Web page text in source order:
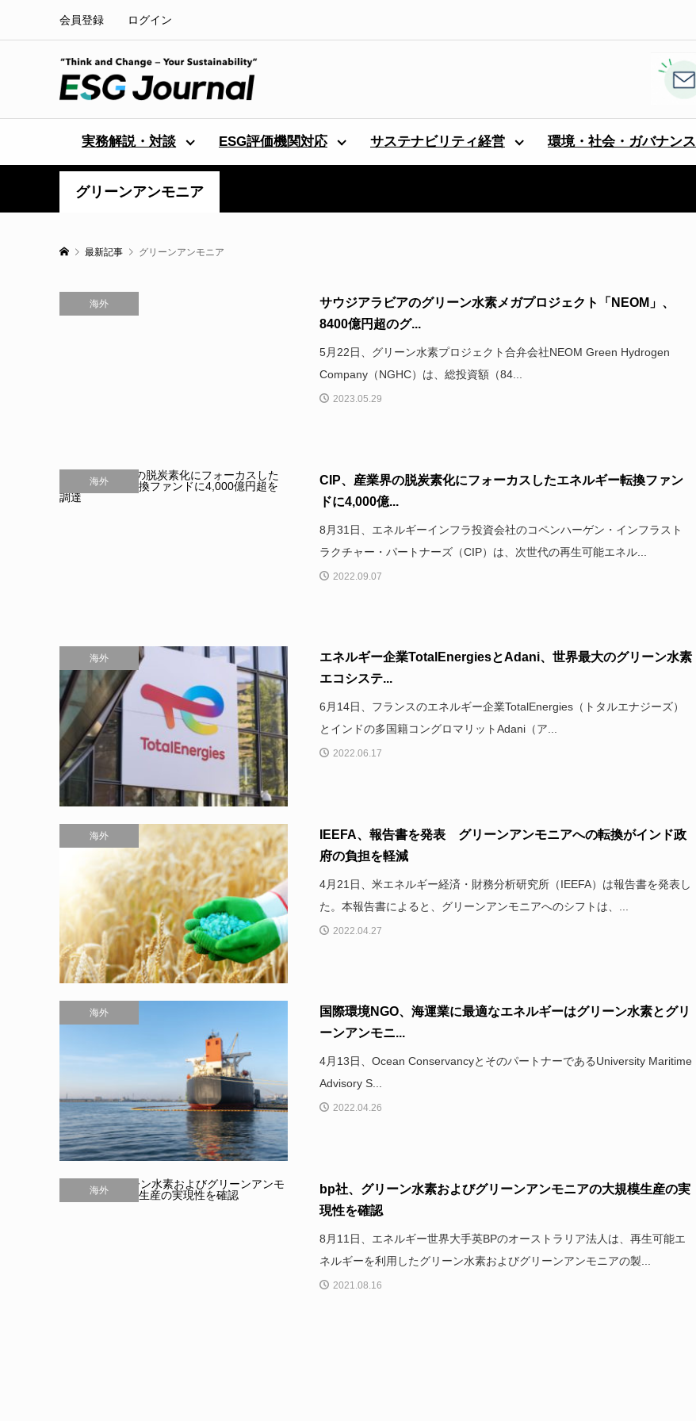
会員登録 ログイン
実務解説・対談 ESG評価機関対応 サステナビリティ経営 環境・社会・ガバナンス
グリーンアンモニア
最新記事 グリーンアンモニア
海外
サウジアラビアのグリーン水素メガプロジェクト「NEOM」、
8400億円超のグ...
5月22日、グリーン水素プロジェクト合弁会社NEOM Green Hydrogen
Company（NGHC）は、総投資額（84...
2023.05.29
海外
CIP、産業界の脱炭素化にフォーカスしたエネルギー転換ファン
ドに4,000億...
8月31日、エネルギーインフラ投資会社のコペンハーゲン・インフラスト
ラクチャー・パートナーズ（CIP）は、次世代の再生可能エネル...
2022.09.07
海外
エネルギー企業TotalEnergiesとAdani、世界最大のグリーン水素
エコシステ...
6月14日、フランスのエネルギー企業TotalEnergies（トタルエナジーズ）
とインドの多国籍コングロマリットAdani（ア...
2022.06.17
海外
IEEFA、報告書を発表 グリーンアンモニアへの転換がインド政
府の負担を軽減
4月21日、米エネルギー経済・財務分析研究所（IEEFA）は報告書を発表し
た。本報告書によると、グリーンアンモニアへのシフトは、...
2022.04.27
海外
国際環境NGO、海運業に最適なエネルギーはグリーン水素とグリ
ーンアンモニ...
4月13日、Ocean ConservancyとそのパートナーであるUniversity Maritime
Advisory S...
2022.04.26
海外
bp社、グリーン水素およびグリーンアンモニアの大規模生産の実
現性を確認
8月11日、エネルギー世界大手英BPのオーストラリア法人は、再生可能エ
ネルギーを利用したグリーン水素およびグリーンアンモニアの製...
2021.08.16